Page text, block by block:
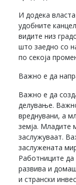
И додека
удобните
видите низ
што заедно со
по секоја
Важно е да
Важно е да
делување.
вреднувани, а
земја. Младите
заслужуваат.
заслужената
Работниците
развива и
и странски